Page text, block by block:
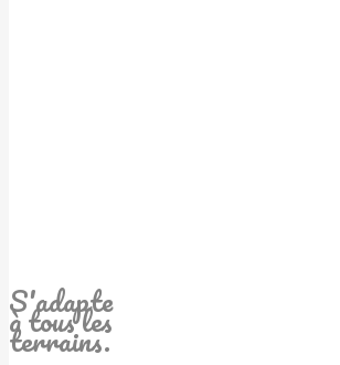
S'adapte
à tous les
terrains.